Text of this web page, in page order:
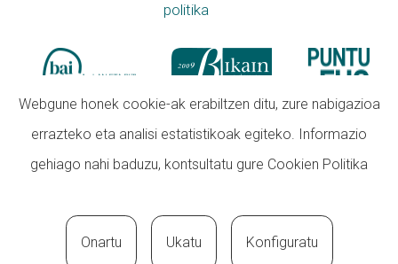
politika
Webgune honek cookie-ak erabiltzen ditu, zure nabigazioa
errazteko eta analisi estatistikoak egiteko. Informazio
gehiago nahi baduzu, kontsultatu gure Cookien Politika
Onartu Ukatu Konfiguratu